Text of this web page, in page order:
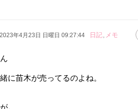
2023年4月23日 日曜日 09:27:44 日記, メモ
に苗木が売ってるのよね。
。